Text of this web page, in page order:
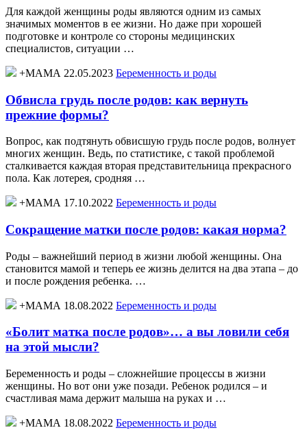
Для каждой женщины роды являются одним из самых
значимых моментов в ее жизни. Но даже при хорошей
подготовке и контроле со стороны медицинских
специалистов, ситуации …
+МАМА 22.05.2023 Беременность и роды
Обвисла грудь после родов: как вернуть
прежние формы?
Вопрос, как подтянуть обвисшую грудь после родов, волнует
многих женщин. Ведь, по статистике, с такой проблемой
сталкивается каждая вторая представительница прекрасного
пола. Как лотерея, сродняя …
+МАМА 17.10.2022 Беременность и роды
Сокращение матки после родов: какая норма?
Роды – важнейший период в жизни любой женщины. Она
становится мамой и теперь ее жизнь делится на два этапа – до
и после рождения ребенка. …
+МАМА 18.08.2022 Беременность и роды
«Болит матка после родов»… а вы ловили себя
на этой мысли?
Беременность и роды – сложнейшие процессы в жизни
женщины. Но вот они уже позади. Ребенок родился – и
счастливая мама держит малыша на руках и …
+МАМА 18.08.2022 Беременность и роды